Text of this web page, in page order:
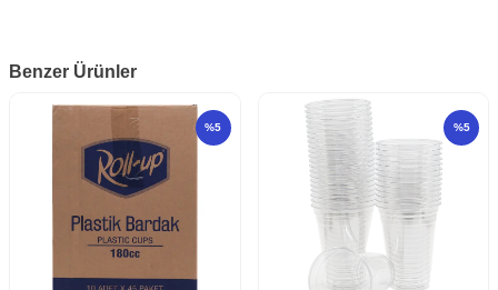
Benzer Ürünler
%5 %5